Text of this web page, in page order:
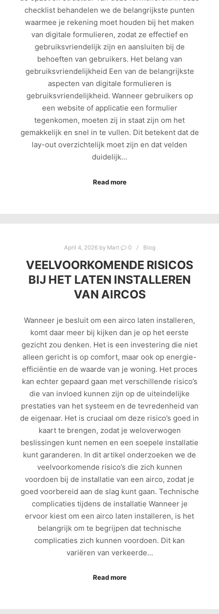
checklist behandelen we de belangrijkste punten
waarmee je rekening moet houden bij het maken
van digitale formulieren, zodat ze effectief en
gebruiksvriendelijk zijn en aansluiten bij de
behoeften van gebruikers. Het belang van
gebruiksvriendelijkheid Een van de belangrijkste
aspecten van digitale formulieren is
gebruiksvriendelijkheid. Wanneer gebruikers op
een website of applicatie een formulier
tegenkomen, moeten zij in staat zijn om het
gemakkelijk en snel in te vullen. Dit betekent dat de
lay-out overzichtelijk moet zijn en dat velden
duidelijk…
Read more
April 4, 2026by Mart 0 Blog
VEELVOORKOMENDE RISICOS
BIJ HET LATEN INSTALLEREN
VAN AIRCOS
Wanneer je besluit om een airco laten installeren,
komt daar meer bij kijken dan je op het eerste
gezicht zou denken. Het is een investering die niet
alleen gericht is op comfort, maar ook op energie-
efficiëntie en de waarde van je woning. Het proces
kan echter gepaard gaan met verschillende risico’s
die van invloed kunnen zijn op de uiteindelijke
prestaties van het systeem en de tevredenheid van
de eigenaar. Het is cruciaal om deze risico’s goed in
kaart te brengen, zodat je weloverwogen
beslissingen kunt nemen en een soepele installatie
kunt garanderen. In dit artikel onderzoeken we de
veelvoorkomende risico’s die zich kunnen
voordoen bij de installatie van een airco, zodat je
goed voorbereid aan de slag kunt gaan. Technische
complicaties tijdens de installatie Wanneer je
ervoor kiest om een airco laten installeren, is het
belangrijk om te begrijpen dat technische
complicaties zich kunnen voordoen. Dit kan
variëren van verkeerde…
Read more